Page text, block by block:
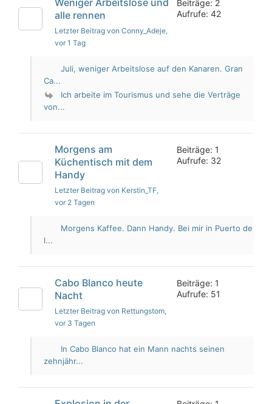
alle rennen
Letzter Beitrag von Conny_Adeje,
vor 1 Tag
Beiträge: 2
Aufrufe: 42
Juli, weniger Arbeitslose auf den Kanaren. Gran
Ca...
Ich arbeite im Tourismus und sehe die Verträge
von...
Morgens am
Küchentisch mit dem
Handy
Letzter Beitrag von Kerstin_TF,
vor 2 Tagen
Beiträge: 1
Aufrufe: 32
Morgens Kaffee. Dann Handy. Bei mir in Puerto de
l...
Cabo Blanco heute
Nacht
Letzter Beitrag von Rettungstom,
vor 3 Tagen
Beiträge: 1
Aufrufe: 51
In Cabo Blanco hat ein Mann nachts seinen
zehnjähr...